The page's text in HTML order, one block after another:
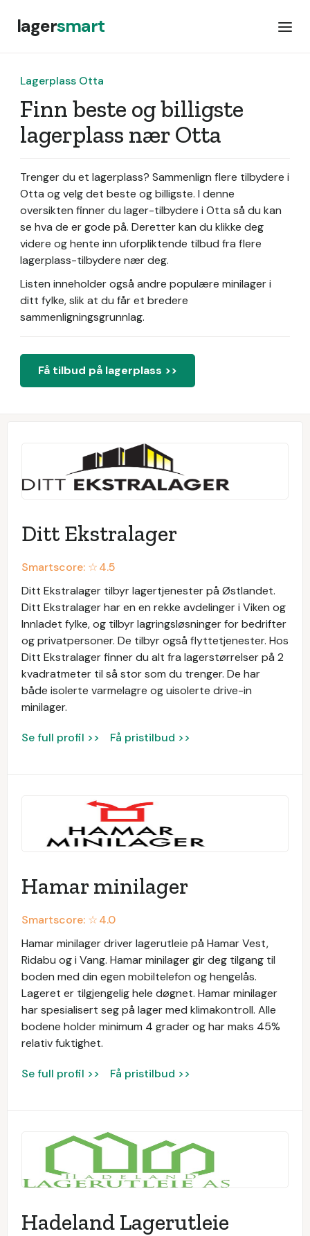
lagersmart
Lagerplass Otta
Finn beste og billigste
lagerplass nær Otta
Trenger du et lagerplass? Sammenlign flere tilbydere i
Otta og velg det beste og billigste. I denne
oversikten finner du lager-tilbydere i Otta så du kan
se hva de er gode på. Deretter kan du klikke deg
videre og hente inn uforpliktende tilbud fra flere
lagerplass-tilbydere nær deg.
Listen inneholder også andre populære minilager i
ditt fylke, slik at du får et bredere
sammenligningsgrunnlag.
Få tilbud på lagerplass >>
Ditt Ekstralager
Smartscore: ☆4.5
Ditt Ekstralager tilbyr lagertjenester på Østlandet.
Ditt Ekstralager har en en rekke avdelinger i Viken og
Innladet fylke, og tilbyr lagringsløsninger for bedrifter
og privatpersoner. De tilbyr også flyttetjenester. Hos
Ditt Ekstralager finner du alt fra lagerstørrelser på 2
kvadratmeter til så stor som du trenger. De har
både isolerte varmelagre og uisolerte drive-in
minilager.
Se full profil >> Få pristilbud >>
Hamar minilager
Smartscore: ☆4.0
Hamar minilager driver lagerutleie på Hamar Vest,
Ridabu og i Vang. Hamar minilager gir deg tilgang til
boden med din egen mobiltelefon og hengelås.
Lageret er tilgjengelig hele døgnet. Hamar minilager
har spesialisert seg på lager med klimakontroll. Alle
bodene holder minimum 4 grader og har maks 45%
relativ fuktighet.
Se full profil >> Få pristilbud >>
Hadeland Lagerutleie